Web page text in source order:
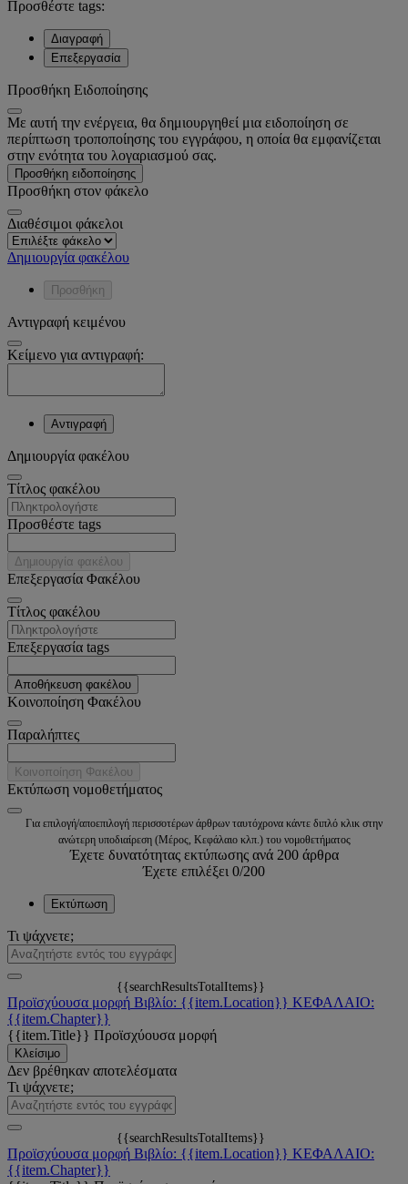
Προσθέστε tags:
Διαγραφή
Επεξεργασία
Προσθήκη Ειδοποίησης
Με αυτή την ενέργεια, θα δημιουργηθεί μια ειδοποίηση σε
περίπτωση τροποποίησης του εγγράφου, η οποία θα εμφανίζεται
στην ενότητα του λογαριασμού σας.
Προσθήκη ειδοποίησης
Προσθήκη στον φάκελο
Διαθέσιμοι φάκελοι
Δημιουργία φακέλου
Προσθήκη
Αντιγραφή κειμένου
Κείμενο για αντιγραφή:
Αντιγραφή
Δημιουργία φακέλου
Tίτλος φακέλου
Προσθέστε tags
Δημιουργία φακέλου
Επεξεργασία Φακέλου
Tίτλος φακέλου
Επεξεργασία tags
Αποθήκευση φακέλου
Κοινοποίηση Φακέλου
Παραλήπτες
Κοινοποίηση Φακέλου
Εκτύπωση νομοθετήματος
Για επιλογή/αποεπιλογή περισσοτέρων άρθρων ταυτόχρονα κάντε διπλό κλικ στην
ανώτερη υποδιαίρεση (Μέρος, Κεφάλαιο κλπ.) του νομοθετήματος
Έχετε δυνατότητας εκτύπωσης ανά 200 άρθρα
Έχετε επιλέξει 0/200
Εκτύπωση
Τι ψάχνετε;
{{searchResultsTotalItems}}
Προϊσχύουσα μορφή Βιβλίο: {{item.Location}} ΚΕΦΑΛΑΙΟ:
{{item.Chapter}}
{{item.Title}} Προϊσχύουσα μορφή
Κλείσιμο
Δεν βρέθηκαν αποτελέσματα
Τι ψάχνετε;
{{searchResultsTotalItems}}
Προϊσχύουσα μορφή Βιβλίο: {{item.Location}} ΚΕΦΑΛΑΙΟ:
{{item.Chapter}}